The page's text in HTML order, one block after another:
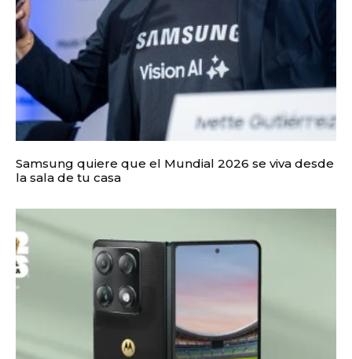
Samsung quiere que el Mundial 2026 se viva desde
la sala de tu casa